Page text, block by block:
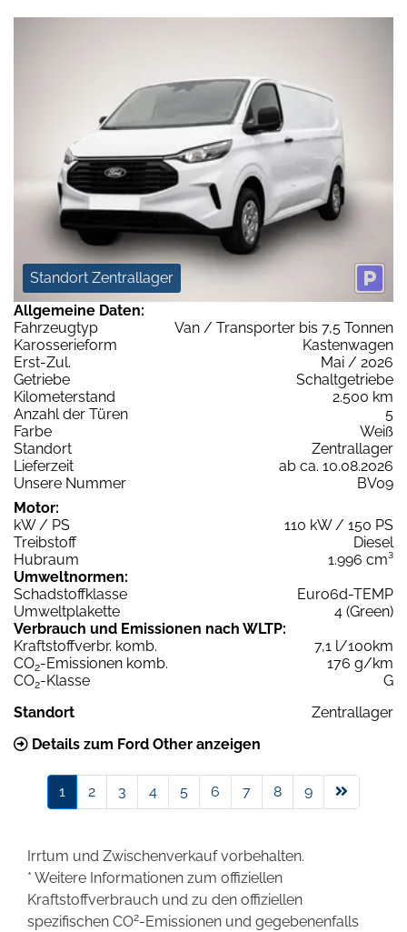
Standort Zentrallager
Allgemeine Daten:
Fahrzeugtyp
Van / Transporter bis 7,5 Tonnen
Karosserieform
Kastenwagen
Erst-Zul.
Mai / 2026
Getriebe
Schaltgetriebe
Kilometerstand
2.500 km
Anzahl der Türen
5
Farbe
Weiß
Standort
Zentrallager
Lieferzeit
ab ca. 10.08.2026
Unsere Nummer
BV09
Motor:
kW / PS
110 kW / 150 PS
Treibstoff
Diesel
Hubraum
1.996 cm³
Umweltnormen:
Schadstoffklasse
Euro6d-TEMP
Umweltplakette
4 (Green)
Verbrauch und Emissionen nach WLTP:
Kraftstoffverbr. komb.
7,1 l/100km
CO2-Emissionen komb.
176 g/km
CO2-Klasse
G
Standort
Zentrallager
Details zum Ford Other anzeigen
1 2 3 4 5 6 7 8 9
Irrtum und Zwischenverkauf vorbehalten.
* Weitere Informationen zum offiziellen
Kraftstoffverbrauch und zu den offiziellen
spezifischen CO2-Emissionen und gegebenenfalls